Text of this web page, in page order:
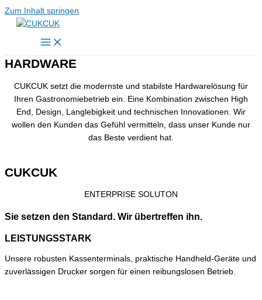
Zum Inhalt springen
HARDWARE
CUKCUK setzt die modernste und stabilste Hardwarelösung für
Ihren Gastronomiebetrieb ein. Eine Kombination zwischen High
End, Design, Langlebigkeit und technischen Innovationen. Wir
wollen den Kunden das Gefühl vermitteln, dass unser Kunde nur
das Beste verdient hat.
CUKCUK
ENTERPRISE SOLUTON
Sie setzen den Standard. Wir übertreffen ihn.
LEISTUNGSSTARK
Unsere robusten Kassenterminals, praktische Handheld-Geräte und
zuverlässigen Drucker sorgen für einen reibungslosen Betrieb.